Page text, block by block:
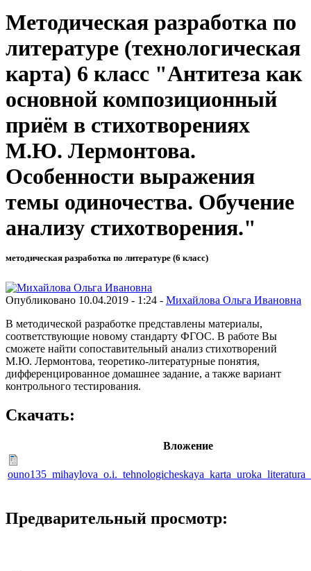
Методическая разработка по
литературе (технологическая
карта) 6 класс "Антитеза как
основной композиционный
приём в стихотворениях
М.Ю. Лермонтова.
Особенности выражения
темы одиночества. Обучение
анализу стихотворения."
методическая разработка по литературе (6 класс)
Опубликовано 10.04.2019 - 1:24 - Михайлова Ольга Ивановна
В методической разработке представлены материалы,
соответствующие новому стандарту ФГОС. В работе Вы
сможете найти сопоставительный анализ стихотворений
М.Ю. Лермонтова, теоретико-литературные понятия,
дифференцированное домашнее задание, а также вариант
контрольного тестирования.
Скачать:
Вложение
Предварительный просмотр: